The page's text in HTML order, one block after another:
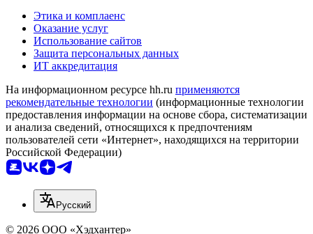
Этика и комплаенс
Оказание услуг
Использование сайтов
Защита персональных данных
ИТ аккредитация
На информационном ресурсе hh.ru применяются
рекомендательные технологии (информационные технологии
предоставления информации на основе сбора, систематизации
и анализа сведений, относящихся к предпочтениям
пользователей сети «Интернет», находящихся на территории
Российской Федерации)
Русский
© 2026 ООО «Хэдхантер»